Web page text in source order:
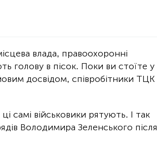
влада, правоохоронні
голову в пісок. Поки ви стоїте у
досвідом, співробітники ТЦК
самі військовики рятують. І так
Володимира Зеленського після